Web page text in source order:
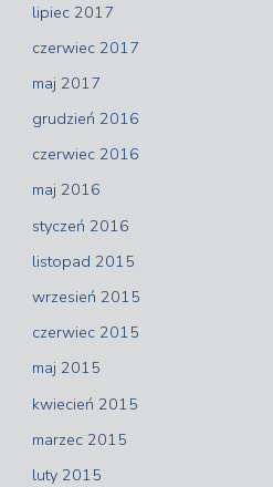
lipiec 2017
czerwiec 2017
maj 2017
grudzień 2016
czerwiec 2016
maj 2016
styczeń 2016
listopad 2015
wrzesień 2015
czerwiec 2015
maj 2015
kwiecień 2015
marzec 2015
luty 2015